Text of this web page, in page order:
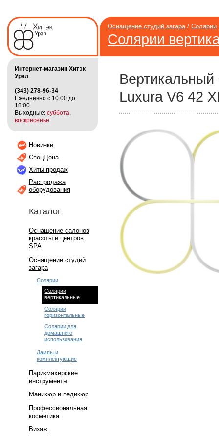
Оснащение студий загара/ Солярии
Солярии
Интернет-магазин Хитэк
Урал
(343) 278-96-34
Ежедневно с 10:00 до
18:00
Выходные: суббота
воскресенье
Новинки
СпецЦена
Хиты продаж
Распродажа
оборудования
Каталог
Оснащение салонов
красоты и центров
SPA
Оснащение студий
загара
Солярии
Солярии
вертикальные
Солярии
горизонтальные
Солярии для
домашнего
использования
Лампы и
комплектующие
Парикмахерские
инструменты
Маникюр и педикюр
Профессиональная
косметика
Визаж
Вертикальный
Luxura V6 42